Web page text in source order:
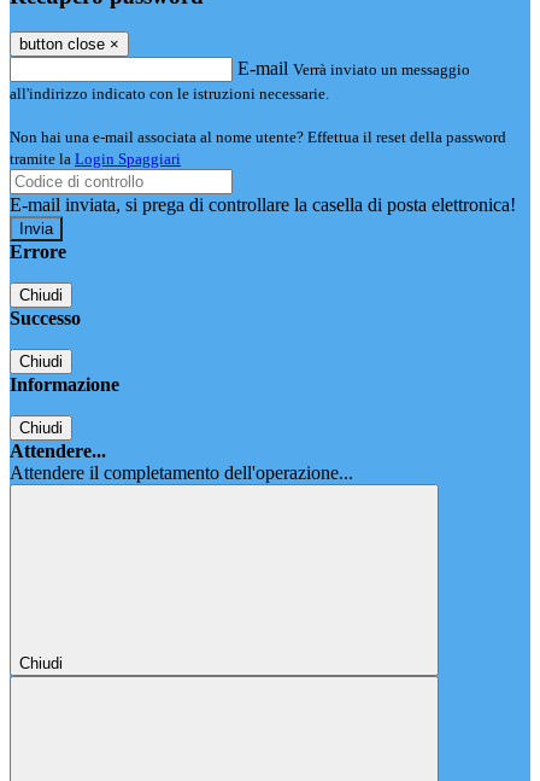
button close ×
E-mail Verrà inviato un messaggio
all'indirizzo indicato con le istruzioni necessarie.
Non hai una e-mail associata al nome utente? Effettua il reset della password
tramite la Login Spaggiari
E-mail inviata, si prega di controllare la casella di posta elettronica!
Errore
Chiudi
Successo
Chiudi
Informazione
Chiudi
Attendere...
Attendere il completamento dell'operazione...
Chiudi